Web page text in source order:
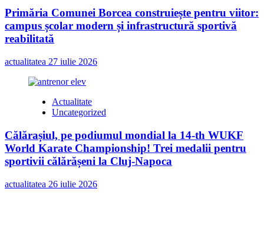
Primăria Comunei Borcea construiește pentru viitor:
campus școlar modern și infrastructură sportivă
reabilitată
actualitatea 27 iulie 2026
Actualitate
Uncategorized
Călărașiul, pe podiumul mondial la 14-th WUKF
World Karate Championship! Trei medalii pentru
sportivii călărășeni la Cluj-Napoca
actualitatea 26 iulie 2026